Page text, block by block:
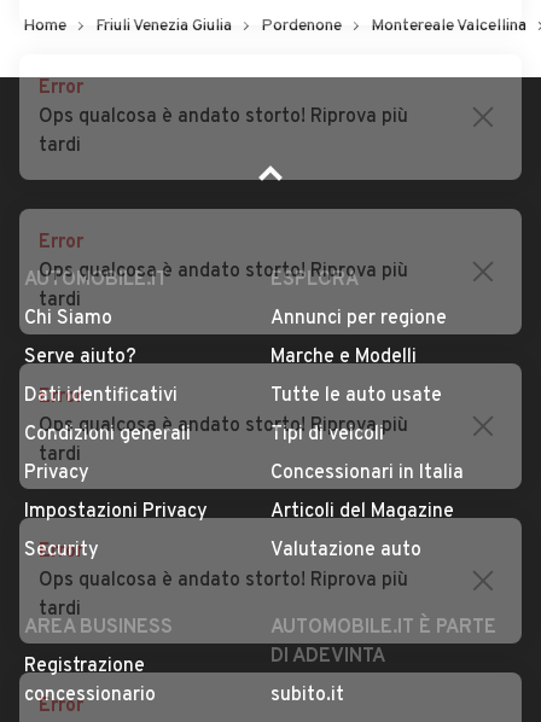
AUTOMOBILE.IT
Chi Siamo
Serve aiuto?
Dati identificativi
Condizioni generali
Privacy
Impostazioni Privacy
Security
ESPLORA
Annunci per regione
Marche e Modelli
Tutte le auto usate
Tipi di veicoli
Concessionari in Italia
Articoli del Magazine
Valutazione auto
AREA BUSINESS
Registrazione
AUTOMOBILE.IT È PARTE
DI ADEVINTA
Error
Ops qualcosa è andato storto! Riprova più
tardi
Error
Ops qualcosa è andato storto! Riprova più
tardi
Error
Ops qualcosa è andato storto! Riprova più
tardi
Error
Ops qualcosa è andato storto! Riprova più
tardi
Error